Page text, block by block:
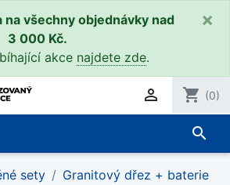
na všechny objednávky nad
3 000 Kč.
akce najdete zde.
×
 shopping_cart (0)
search
sety
Granitový dřez + baterie